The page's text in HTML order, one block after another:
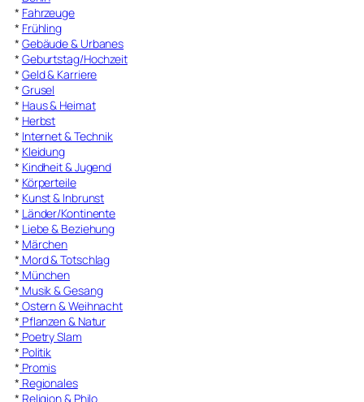
* Fahrzeuge
* Frühling
* Gebäude & Urbanes
* Geburtstag/Hochzeit
* Geld & Karriere
* Grusel
* Haus & Heimat
* Herbst
* Internet & Technik
* Kleidung
* Kindheit & Jugend
* Körperteile
* Kunst & Inbrunst
* Länder/Kontinente
* Liebe & Beziehung
* Märchen
* Mord & Totschlag
* München
* Musik & Gesang
* Ostern & Weihnacht
* Pflanzen & Natur
* Poetry Slam
* Politik
* Promis
* Regionales
* Religion & Philo